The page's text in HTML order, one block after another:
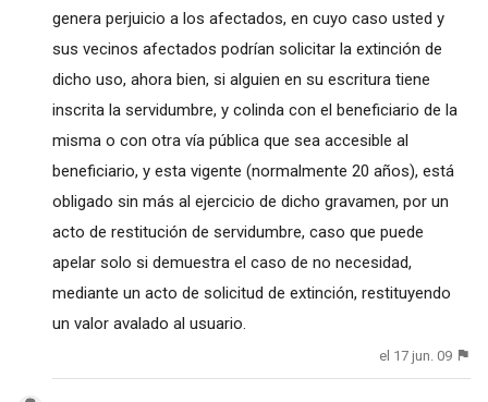
genera perjuicio a los afectados, en cuyo caso usted y
sus vecinos afectados podrían solicitar la extinción de
dicho uso, ahora bien, si alguien en su escritura tiene
inscrita la servidumbre, y colinda con el beneficiario de la
misma o con otra vía pública que sea accesible al
beneficiario, y esta vigente (normalmente 20 años), está
obligado sin más al ejercicio de dicho gravamen, por un
acto de restitución de servidumbre, caso que puede
apelar solo si demuestra el caso de no necesidad,
mediante un acto de solicitud de extinción, restituyendo
un valor avalado al usuario.
el 17 jun. 09